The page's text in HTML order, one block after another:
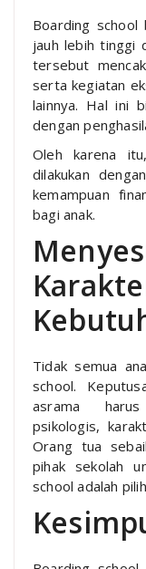
Boarding school
jauh lebih tinggi
tersebut
serta kegiatan
lainnya. Hal ini
dengan
Oleh karena
dilakukan
kemampuan
bagi anak.
Tidak semua
school.
asrama harus
psikologis,
Orang tua
pihak sekolah
school adalah